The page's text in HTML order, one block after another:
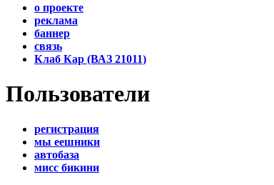
о проекте
реклама
баннер
связь
Клаб Кар (ВАЗ 21011)
Пользователи
регистрация
мы еешники
автобаза
мисс бикини